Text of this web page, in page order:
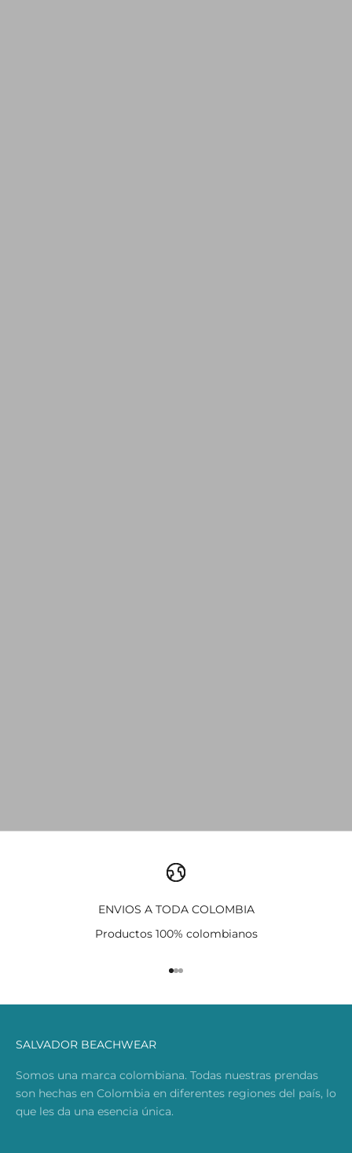
ENVIOS A TODA COLOMBIA
Productos 100% colombianos
Ir al artículo 1
Ir al artículo 2
Ir al artículo 3
SALVADOR BEACHWEAR
Somos una marca colombiana. Todas nuestras prendas
son hechas en Colombia en diferentes regiones del país, lo
que les da una esencia única.